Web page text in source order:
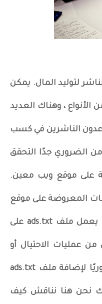
لتوليد المال. يمكن
الأنواع ، وهناك العديد
الناشرين في كسب
الضروري جدًا التحقق
على موقع ويب معين.
المعروضة على موقع
الويب عن طريق ملف ads.txt. يعمل ملف ads.txt على
عمليات الاحتيال أو
الفيروسات. يعد هذا أمرًا ضروريًا لإضافة ملف ads.txt
نحن هنا نناقش كيف